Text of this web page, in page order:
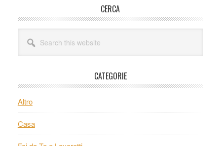
Sidebar
CERCA
this
website
CATEGORIE
Altro
Casa